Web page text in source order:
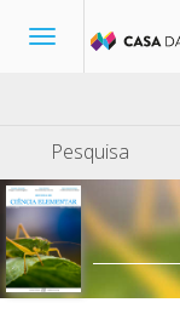
Toggle
Pesquisa